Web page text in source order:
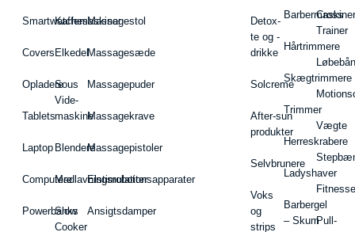
Smartwatches
Covers
Opladere
Tablets
Laptop
Computere
Powerbanks
Kaffemaskiner
Elkedel
Sous
Vide-
maskine
Blendere
Madlavningsrobotter
Slow
Cooker
Massagestol
Massagesæde
Massagepuder
Massagekrave
Massagepistoler
Elstimulationsapparater
Ansigtsdamper
Detox-
te og -
drikke
Solcreme
After-sun
produkter
Selvbrunere
Voks
og
strips
Hårtrimmere
Skægtrimmere
Trimmer
Herreskrabere
Ladyshaver
Barbergel
– Skum
Cross
Trainer
Vægte
Pull-